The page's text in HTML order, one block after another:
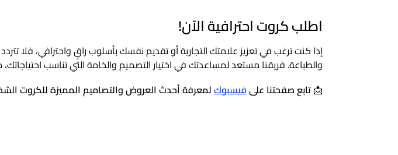
اطلب كروت احترافية الآن!
إذا كنت ترغب في تعزيز علامتك التجارية أو تقديم نفسك بأسلوب راقٍ واحترافي، فلا
والطباعة. فريقنا مستعد لمساعدتك في اختيار التصميم والخامة التي تناسب
📩تابع صفحتنا علىفيسبوكلمعرفة أحدث العروض والتصاميم المميزة للكروت